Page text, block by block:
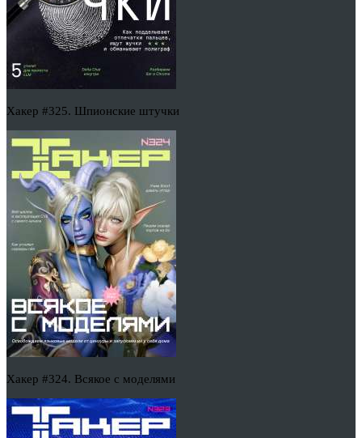
Хакер #325. Шпионские штучки
Хакер #324. Всякое с моделями